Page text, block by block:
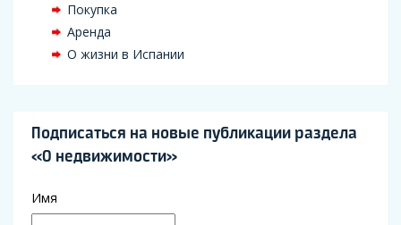
Покупка
Аренда
О жизни в Испании
Подписаться на новые публикации раздела
«О недвижимости»
Имя